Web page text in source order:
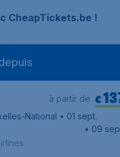
CheapTickets.be !
€
à partir de
National • 01 sept.
de Calabre
• 09